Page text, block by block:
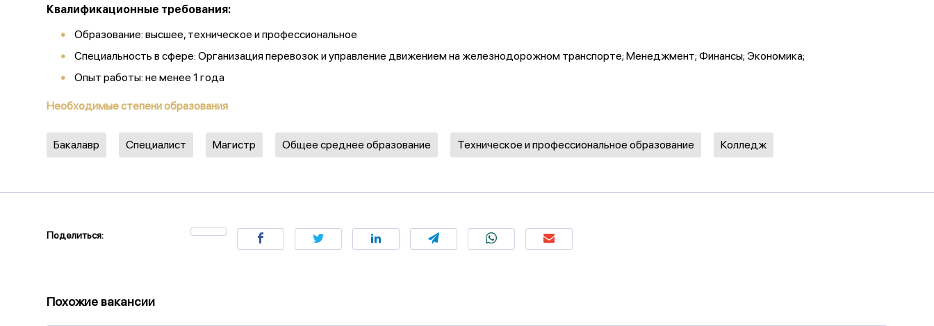
Квалификационные требования:
Образование: высшее, техническое и профессиональное
Специальность в сфере: Организация перевозок и управление движением на железнодорожном транспорте; Менеджмент; Финансы; Экономика;
Опыт работы: не менее 1 года
Необходимые степени образования
Бакалавр Специалист Магистр Общее среднее образование Техническое и профессиональное образование Колледж
Поделиться:
Похожие вакансии